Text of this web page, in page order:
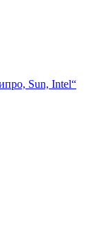
Sun, Intel“